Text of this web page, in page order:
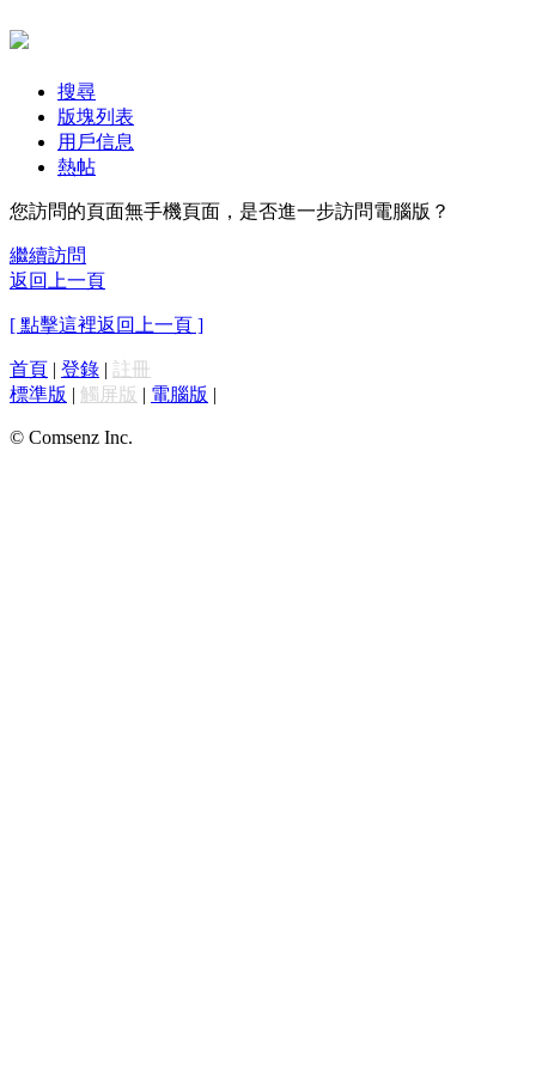
搜尋
版塊列表
用戶信息
熱帖
您訪問的頁面無手機頁面，是否進一步訪問電腦版？
繼續訪問
返回上一頁
[ 點擊這裡返回上一頁 ]
首頁 | 登錄 | 註冊
標準版 | 觸屏版 | 電腦版 |
© Comsenz Inc.